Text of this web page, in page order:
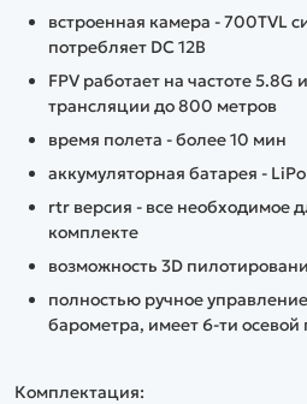
встроенная камера - 700TVL
потребляет DC 12В
FPV работает на частоте
трансляции до 800 метров
время полета - более 10 мин
аккумуляторная батарея -
rtr версия - все необходимое
комплекте
возможность 3D
полностью ручное
барометра, имеет 6-ти осевой
Комплектация: